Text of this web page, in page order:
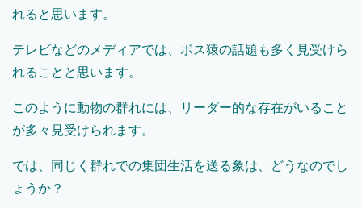
れると思います。
テレビなどのメディアでは、ボス猿の話題も多く見受けら
れることと思います。
このように動物の群れには、リーダー的な存在がいること
が多々見受けられます。
では、同じく群れでの集団生活を送る象は、どうなのでし
ょうか？